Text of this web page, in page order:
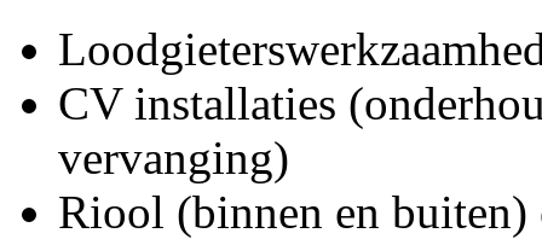
CV installaties
vervanging)
Riool (binnen en buiten)